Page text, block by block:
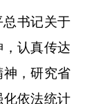
书记关于
认真传达
，研究省
依法统计